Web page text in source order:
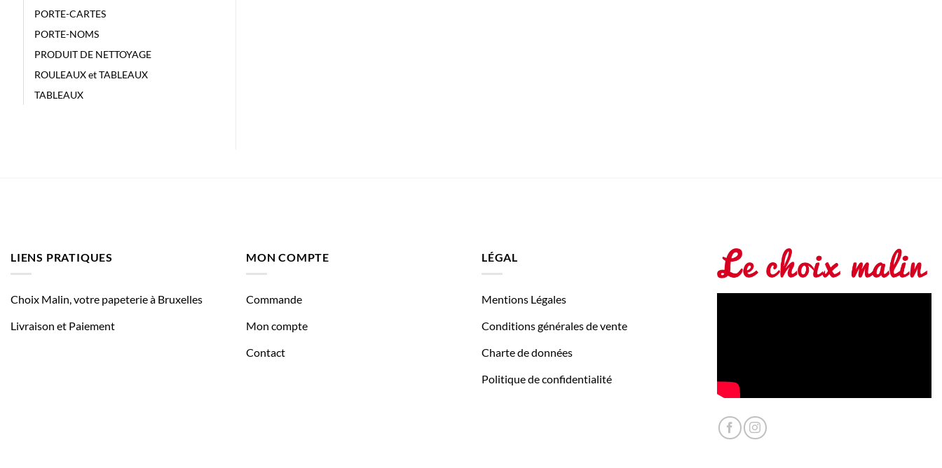
PORTE-CARTES
PORTE-NOMS
PRODUIT DE NETTOYAGE
ROULEAUX et TABLEAUX
TABLEAUX
LIENS PRATIQUES
Choix Malin, votre papeterie à Bruxelles
Livraison et Paiement
MON COMPTE
Commande
Mon compte
Contact
LÉGAL
Mentions Légales
Conditions générales de vente
Charte de données
Politique de confidentialité